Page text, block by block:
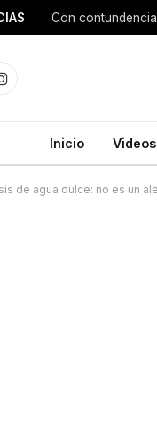
Con
Instagram
Inicio Videos
de agua dulce: no es un